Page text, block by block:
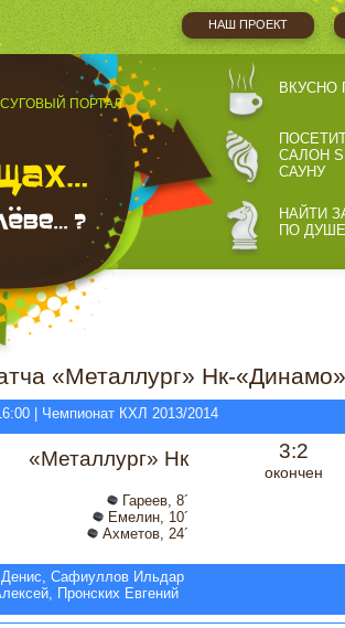
НАШ ПРОЕКТ
ПОРТАЛ
ВКУСНО
САЛОН
САУНУ
НАЙТИ
ПО ДУШЕ
«Металлург» Нк-
| Чемпионат КХЛ 2013/2014
«Металлург» Нк 3:2
окончен
Гареев, 8´
Емелин, 10´
Ахметов, 24´
Денис, Сафиуллов Ильдар
Пронских Евгений